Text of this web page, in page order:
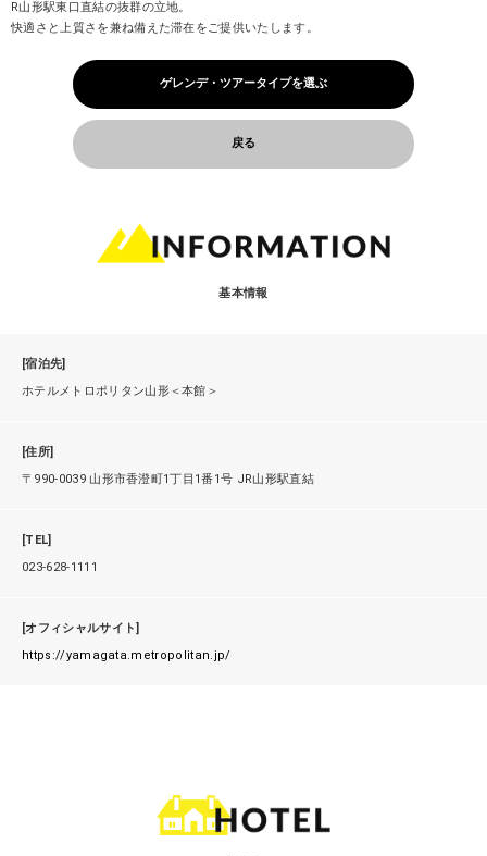
R山形駅東口直結の抜群の立地。
快適さと上質さを兼ね備えた滞在をご提供いたします。
ゲレンデ・ツアータイプを選ぶ
戻る
基本情報
[宿泊先]
ホテルメトロポリタン山形＜本館＞
[住所]
〒990-0039 山形市香澄町1丁目1番1号 JR山形駅直結
[TEL]
023-628-1111
[オフィシャルサイト]
https://yamagata.metropolitan.jp/